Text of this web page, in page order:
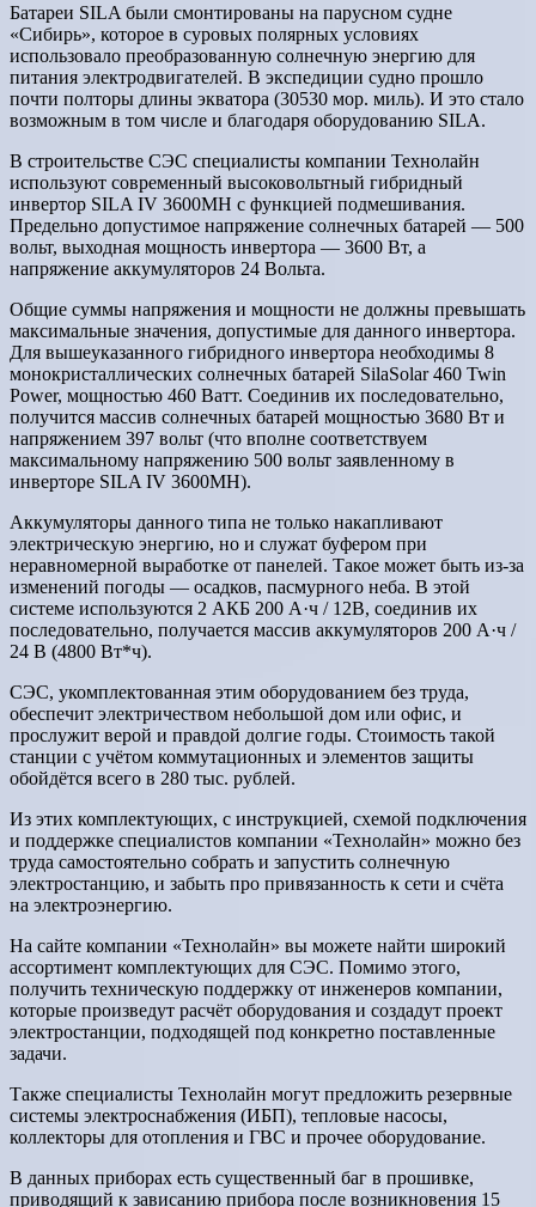
Батареи SILA были смонтированы на парусном судне
«Сибирь», которое в суровых полярных условиях
использовало преобразованную солнечную энергию для
питания электродвигателей. В экспедиции судно прошло
почти полторы длины экватора (30530 мор. миль). И это стало
возможным в том числе и благодаря оборудованию SILA.
В строительстве СЭС специалисты компании Технолайн
используют современный высоковольтный гибридный
инвертор SILA IV 3600MH с функцией подмешивания.
Предельно допустимое напряжение солнечных батарей — 500
вольт, выходная мощность инвертора — 3600 Вт, а
напряжение аккумуляторов 24 Вольта.
Общие суммы напряжения и мощности не должны превышать
максимальные значения, допустимые для данного инвертора.
Для вышеуказанного гибридного инвертора необходимы 8
монокристаллических солнечных батарей SilaSolar 460 Twin
Power, мощностью 460 Ватт. Соединив их последовательно,
получится массив солнечных батарей мощностью 3680 Вт и
напряжением 397 вольт (что вполне соответствуем
максимальному напряжению 500 вольт заявленному в
инверторе SILA IV 3600MH).
Аккумуляторы данного типа не только накапливают
электрическую энергию, но и служат буфером при
неравномерной выработке от панелей. Такое может быть из-за
изменений погоды — осадков, пасмурного неба. В этой
системе используются 2 АКБ 200 А·ч / 12В, соединив их
последовательно, получается массив аккумуляторов 200 А·ч /
24 В (4800 Вт*ч).
СЭС, укомплектованная этим оборудованием без труда,
обеспечит электричеством небольшой дом или офис, и
прослужит верой и правдой долгие годы. Стоимость такой
станции с учётом коммутационных и элементов защиты
обойдётся всего в 280 тыс. рублей.
Из этих комплектующих, с инструкцией, схемой подключения
и поддержке специалистов компании «Технолайн» можно без
труда самостоятельно собрать и запустить солнечную
электростанцию, и забыть про привязанность к сети и счёта
на электроэнергию.
На сайте компании «Технолайн» вы можете найти широкий
ассортимент комплектующих для СЭС. Помимо этого,
получить техническую поддержку от инженеров компании,
которые произведут расчёт оборудования и создадут проект
электростанции, подходящей под конкретно поставленные
задачи.
Также специалисты Технолайн могут предложить резервные
системы электроснабжения (ИБП), тепловые насосы,
коллекторы для отопления и ГВС и прочее оборудование.
В данных приборах есть существенный баг в прошивке,
приводящий к зависанию прибора после возникновения 15